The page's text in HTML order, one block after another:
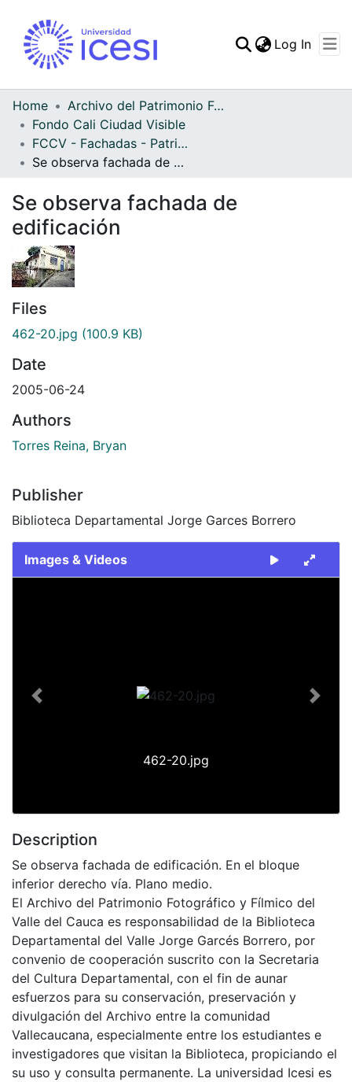
Log In
Home
Archivo del Patrimonio Fotográfico y Fílmico del Valle del Cauca
Fondo Cali Ciudad Visible
FCCV - Fachadas - Patrimonial
Se observa fachada de edificación
Se observa fachada de
edificación
Files
462-20.jpg (100.9 KB)
Date
2005-06-24
Authors
Torres Reina, Bryan
Publisher
Biblioteca Departamental Jorge Garces Borrero
Images & Videos
462-20.jpg
Previous Next
Description
Se observa fachada de edificación. En el bloque
inferior derecho vía. Plano medio.
El Archivo del Patrimonio Fotográfico y Fílmico del
Valle del Cauca es responsabilidad de la Biblioteca
Departamental del Valle Jorge Garcés Borrero, por
convenio de cooperación suscrito con la Secretaria
del Cultura Departamental, con el fin de aunar
esfuerzos para su conservación, preservación y
divulgación del Archivo entre la comunidad
Vallecaucana, especialmente entre los estudiantes e
investigadores que visitan la Biblioteca, propiciando el
su uso y consulta permanente. La universidad Icesi es